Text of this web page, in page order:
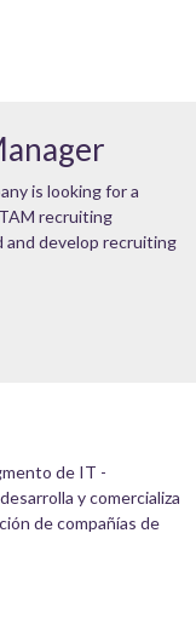
is looking for a
recruiting
develop recruiting
de IT -
y comercializa
de compañías de